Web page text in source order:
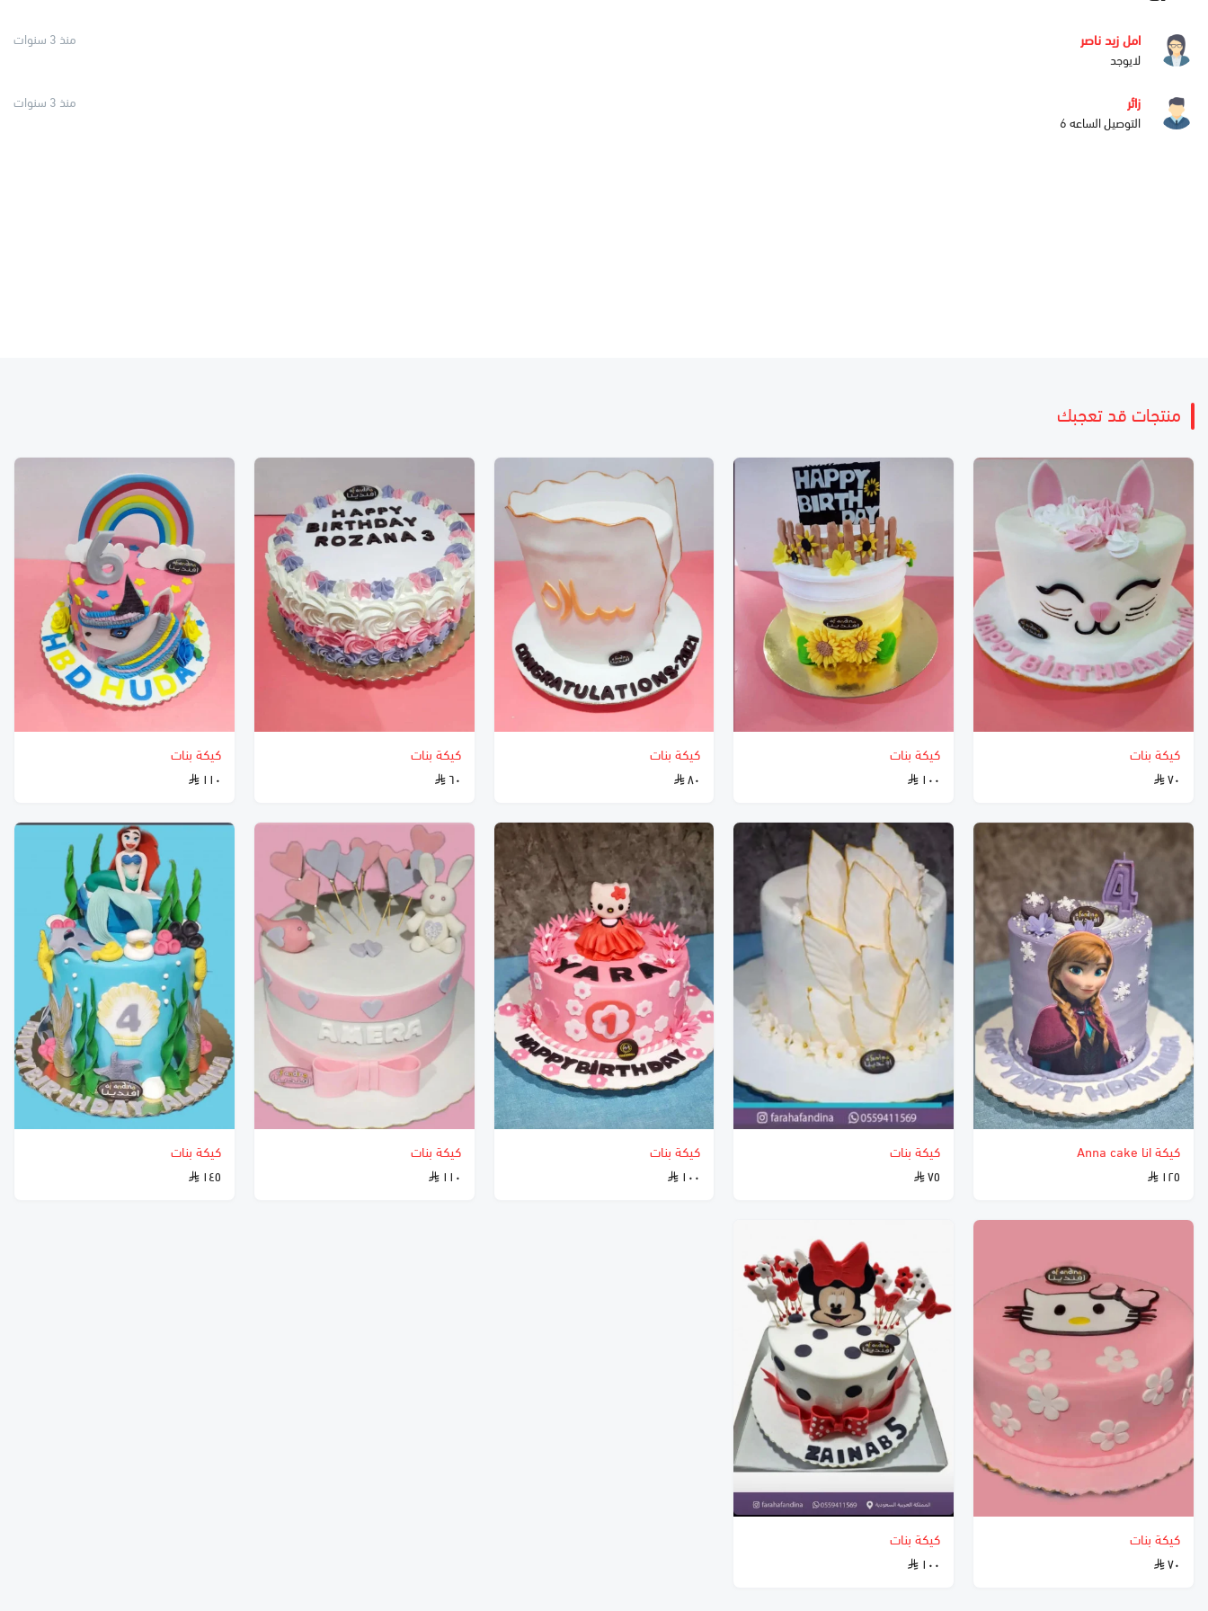
امل زيد ناصر
منذ 3 سنوات
لايوجد
زائر
منذ 3 سنوات
التوصيل الساعه 6
منتجات قد تعجبك
كيكة بنات
٧٠
كيكة بنات
١٠٠
كيكة بنات
٨٠
كيكة بنات
٦٠
كيكة بنات
١١٠
كيكة انا Anna cake
١٢٥
كيكة بنات
٧٥
كيكة بنات
١٠٠
كيكة بنات
١١٠
كيكة بنات
١٤٥
كيكة بنات
٧٠
كيكة بنات
١٠٠